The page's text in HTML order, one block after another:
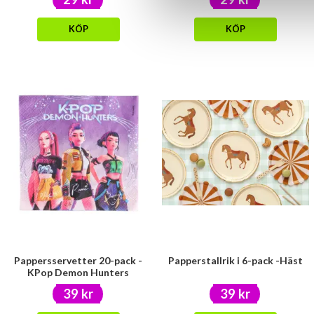
KÖP KÖP
Pappersservetter 20-pack -
KPop Demon Hunters
39 kr
Papperstallrik i 6-pack -Häst
39 kr